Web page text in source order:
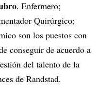
. Enfermero;
Quirúrgico;
son los puestos con
conseguir de acuerdo a
del talento de la
de Randstad.